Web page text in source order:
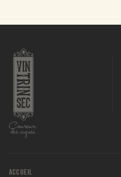
ACCUEIL